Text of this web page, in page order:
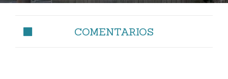
COMENTARIOS